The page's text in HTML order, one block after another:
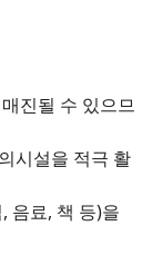
진될 수 있으므
시설을 적극 활
음료, 책 등)을